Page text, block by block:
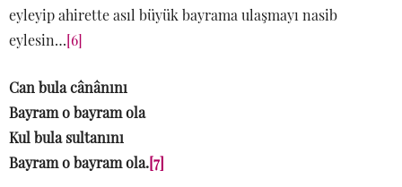
eyleyip ahirette asıl büyük bayrama ulaşmayı nasib
eylesin…[6]
Can bula cânânını
Bayram o bayram ola
Kul bula sultanını
Bayram o bayram ola.[7]